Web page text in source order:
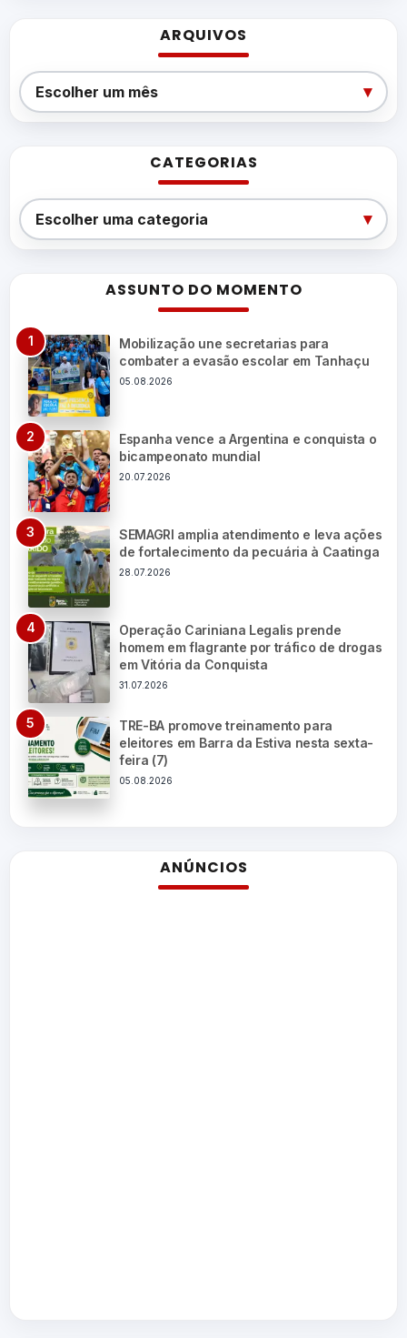
ARQUIVOS
Arquivos
Escolher um mês ▾
CATEGORIAS
Categorias
Escolher uma categoria ▾
ASSUNTO DO MOMENTO
Mobilização une secretarias para
combater a evasão escolar em Tanhaçu
05.08.2026
Espanha vence a Argentina e conquista o
bicampeonato mundial
20.07.2026
SEMAGRI amplia atendimento e leva ações
de fortalecimento da pecuária à Caatinga
28.07.2026
Operação Cariniana Legalis prende
homem em flagrante por tráfico de drogas
em Vitória da Conquista
31.07.2026
TRE-BA promove treinamento para
eleitores em Barra da Estiva nesta sexta-
feira (7)
05.08.2026
ANÚNCIOS